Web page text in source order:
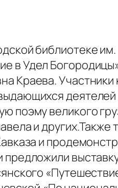
библиотеке
в Удел
Краева. Участники
поэму великого
и
и
предложили